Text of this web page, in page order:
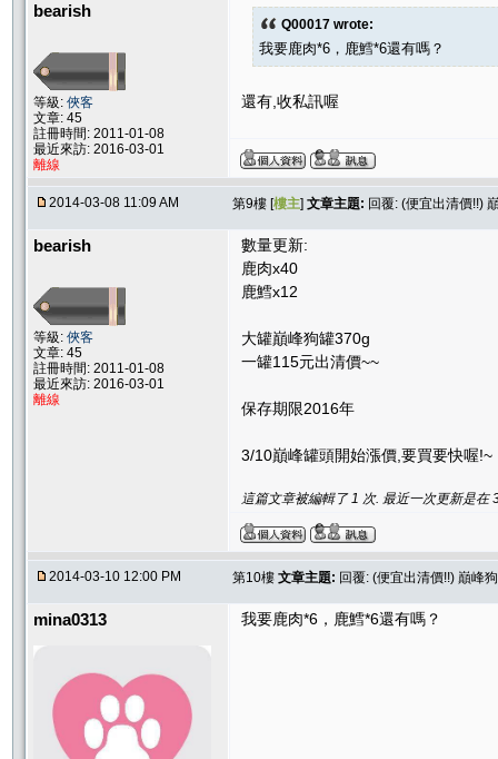
bearish
等級: 俠客
文章: 45
註冊時間: 2011-01-08
最近來訪: 2016-03-01
離線
Q00017 wrote:
我要鹿肉*6，鹿鱈*6還有嗎？
還有,收私訊喔
2014-03-08 11:09 AM 第9樓 [樓主] 文章主題: 回覆: (便宜出清價!!)
bearish
等級: 俠客
文章: 45
註冊時間: 2011-01-08
最近來訪: 2016-03-01
離線
數量更新:
鹿肉x40
鹿鱈x12
大罐巔峰狗罐370g
一罐115元出清價~~
保存期限2016年
3/10巔峰罐頭開始漲價,要買要快喔!~
這篇文章被編輯了 1 次. 最近一次更新是在
2014-03-10 12:00 PM 第10樓 文章主題: 回覆: (便宜出清價!!) 巔峰
mina0313 我要鹿肉*6，鹿鱈*6還有嗎？